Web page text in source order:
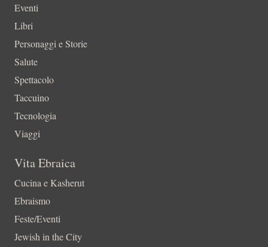
Eventi
Libri
Personaggi e Storie
Salute
Spettacolo
Taccuino
Tecnologia
Viaggi
Vita Ebraica
Cucina e Kasherut
Ebraismo
Feste/Eventi
Jewish in the City